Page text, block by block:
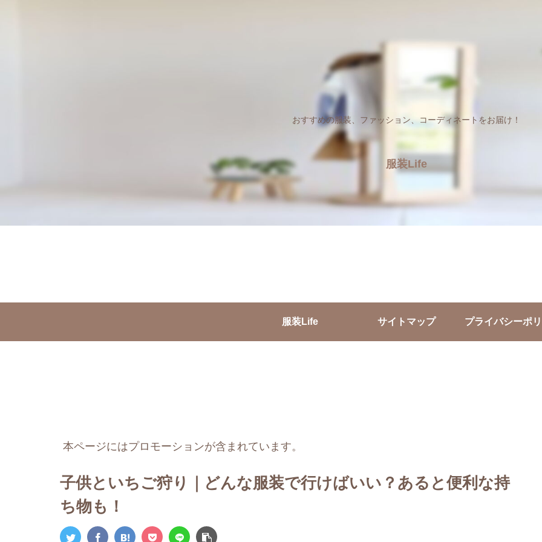
おすすめの服装、ファッション、コーディネートをお届け！
服装Life
服装Life サイトマップ プライバシーポ
本ページにはプロモーションが含まれています。
子供といちご狩り｜どんな服装で行けばいい？あると便利な持
ち物も！